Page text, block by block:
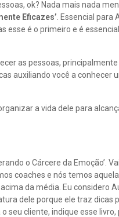
ok? Nada mais nada
Eficazes’ . Essencial para
esse é o primeiro e é
as pessoas,
auxiliando você a conhecer
a vida dele para
o Cárcere da Emoção’.
coaches e nós temos
da média. Eu considero
dele porque ele traz dicas
seu cliente, indique esse